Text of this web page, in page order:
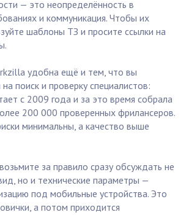
— это неопределённость в
и коммуникация. Чтобы их
шаблоны ТЗ и просите ссылки на
удобна ещё и тем, что вы
поиск и проверку специалистов:
с 2009 года и за это время собрала
200 000 проверенных фрилансеров.
минимальны, а качество выше
за правило сразу обсуждать не
но и технические параметры —
под мобильные устройства. Это
а потом приходится